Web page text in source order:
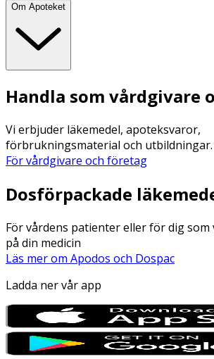
Om Apoteket
Handla som vårdgivare
Vi erbjuder läkemedel, apoteksvaror,
förbrukningsmaterial och utbildningar.
För vårdgivare och företag
Dosförpackade
För vårdens patienter eller för dig
på din medicin
Läs mer om Apodos och Dospac
Ladda ner vår app